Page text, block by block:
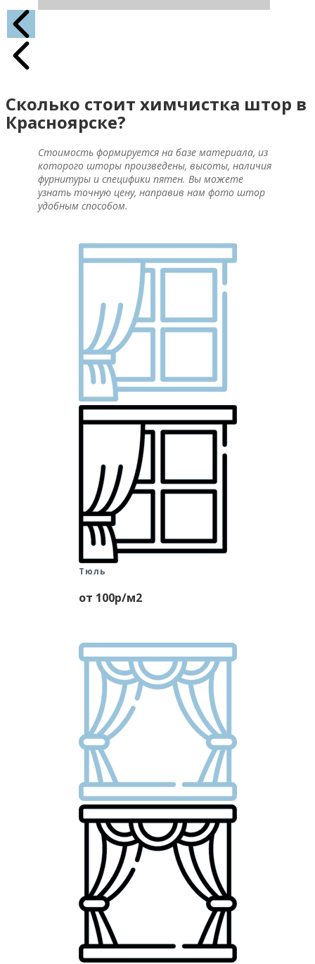
Сколько стоит химчистка штор в
Красноярске?
Стоимость формируется на базе материала, из
которого шторы произведены, высоты, наличия
фурнитуры и специфики пятен. Вы можете
узнать точную цену, направив нам фото штор
удобным способом.
Тюль
от 100р/м2